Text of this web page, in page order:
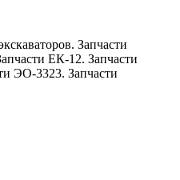
Запчасти
ЕК-12. Запчасти
ЭО-3323. Запчасти